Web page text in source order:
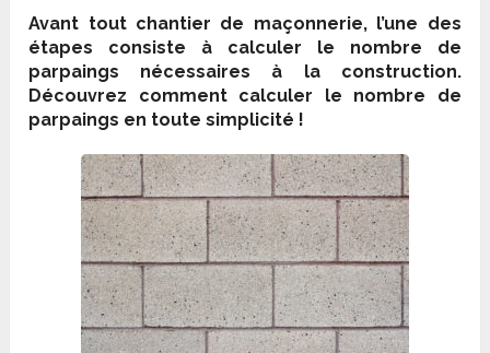
Avant tout chantier de maçonnerie, l’une des
étapes consiste à calculer le nombre de
parpaings nécessaires à la construction.
Découvrez comment calculer le nombre de
parpaings en toute simplicité !